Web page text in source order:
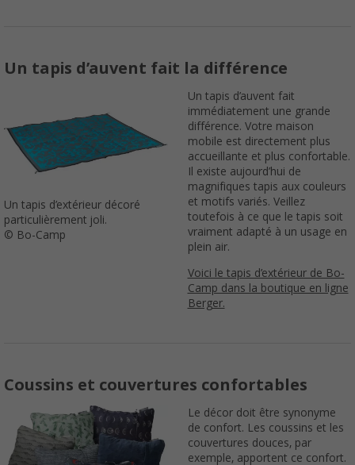
Un tapis d’auvent fait la différence
Un tapis d’extérieur décoré
particulièrement joli.
© Bo-Camp
Un tapis d’auvent fait
immédiatement une grande
différence. Votre maison
mobile est directement plus
accueillante et plus confortable.
Il existe aujourd’hui de
magnifiques tapis aux couleurs
et motifs variés. Veillez
toutefois à ce que le tapis soit
vraiment adapté à un usage en
plein air.
Voici le tapis d’extérieur de Bo-
Camp dans la boutique en ligne
Berger.
Coussins et couvertures confortables
Le décor doit être synonyme
de confort. Les coussins et les
couvertures douces, par
exemple, apportent ce confort.